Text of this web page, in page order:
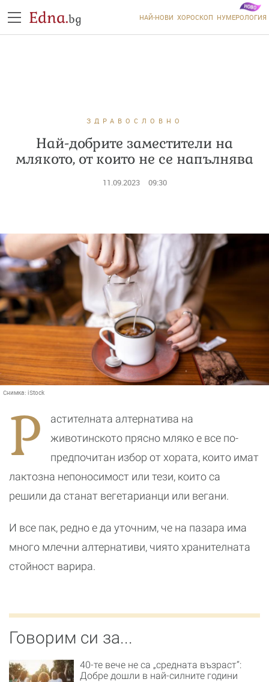
Edna.bg НАЙ-НОВИ ХОРОСКОП НУМЕРОЛОГИЯ
ЗДРАВОСЛОВНО
Най-добрите заместители на
млякото, от които не се напълнява
11.09.2023 09:30
Снимка: iStock
Р
астителната алтернатива на
животинското прясно мляко е все по-
предпочитан избор от хората, които имат
лактозна непоносимост или тези, които са
решили да станат вегетарианци или вегани.
И все пак, редно е да уточним, че на пазара има
много млечни алтернативи, чиято хранителната
стойност варира.
Говорим си за...
40-те вече не са „средната възраст“:
Добре дошли в най-силните години